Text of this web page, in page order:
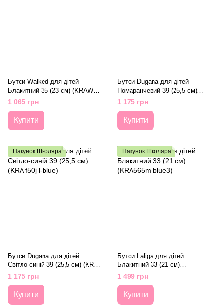
Бутси Walked для дітей
Блакитний 35 (23 см) (KRAW
037K blue)
1 065 грн
Купити
Бутси Dugana для дітей
Помаранчевий 39 (25,5 см)
(KRA f50j orange)
1 175 грн
Купити
Пакунок Школяра
Бутси Dugana для дітей
Світло-синій 39 (25,5 см) (KRA
f50j l-blue)
1 175 грн
Купити
Пакунок Школяра
Бутси Laliga для дітей
Блакитний 33 (21 см)
(KRA565m blue3)
1 499 грн
Купити